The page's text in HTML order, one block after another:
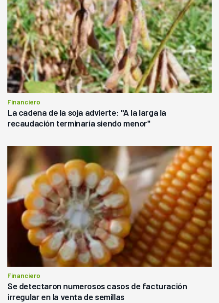
Financiero
La cadena de la soja advierte: "A la larga la
recaudación terminaría siendo menor"
Financiero
Se detectaron numerosos casos de facturación
irregular en la venta de semillas